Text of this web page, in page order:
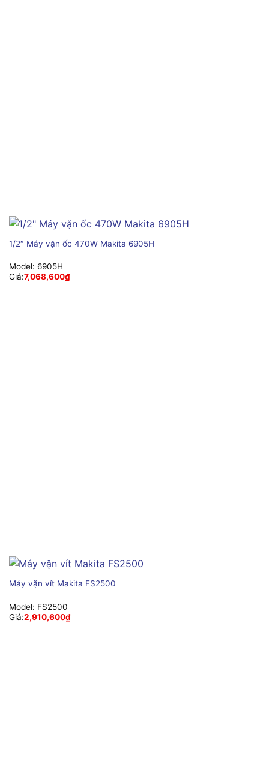
1/2″ Máy vặn ốc 470W Makita 6905H
Model: 6905H
Giá:7,068,600₫
Máy vặn vít Makita FS2500
Model: FS2500
Giá:2,910,600₫